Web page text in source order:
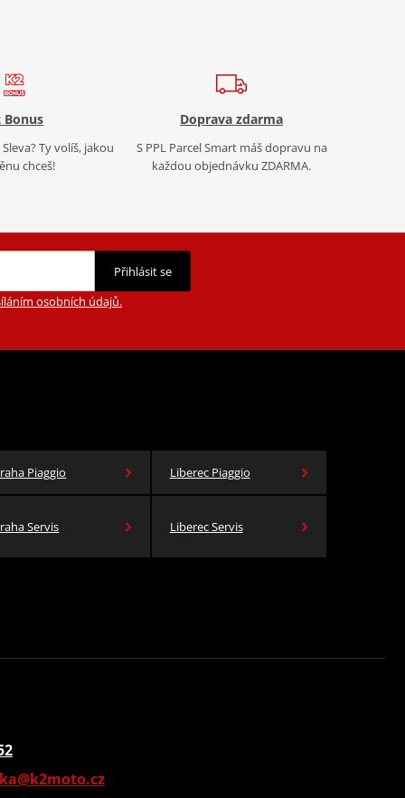
Bonus
Ty volíš, jakou
chceš!
Doprava zdarma
S PPL Parcel Smart máš dopravu na
každou objednávku ZDARMA.
Přihlásit se
osobních údajů.
Piaggio Liberec Piaggio
Servis Liberec Servis